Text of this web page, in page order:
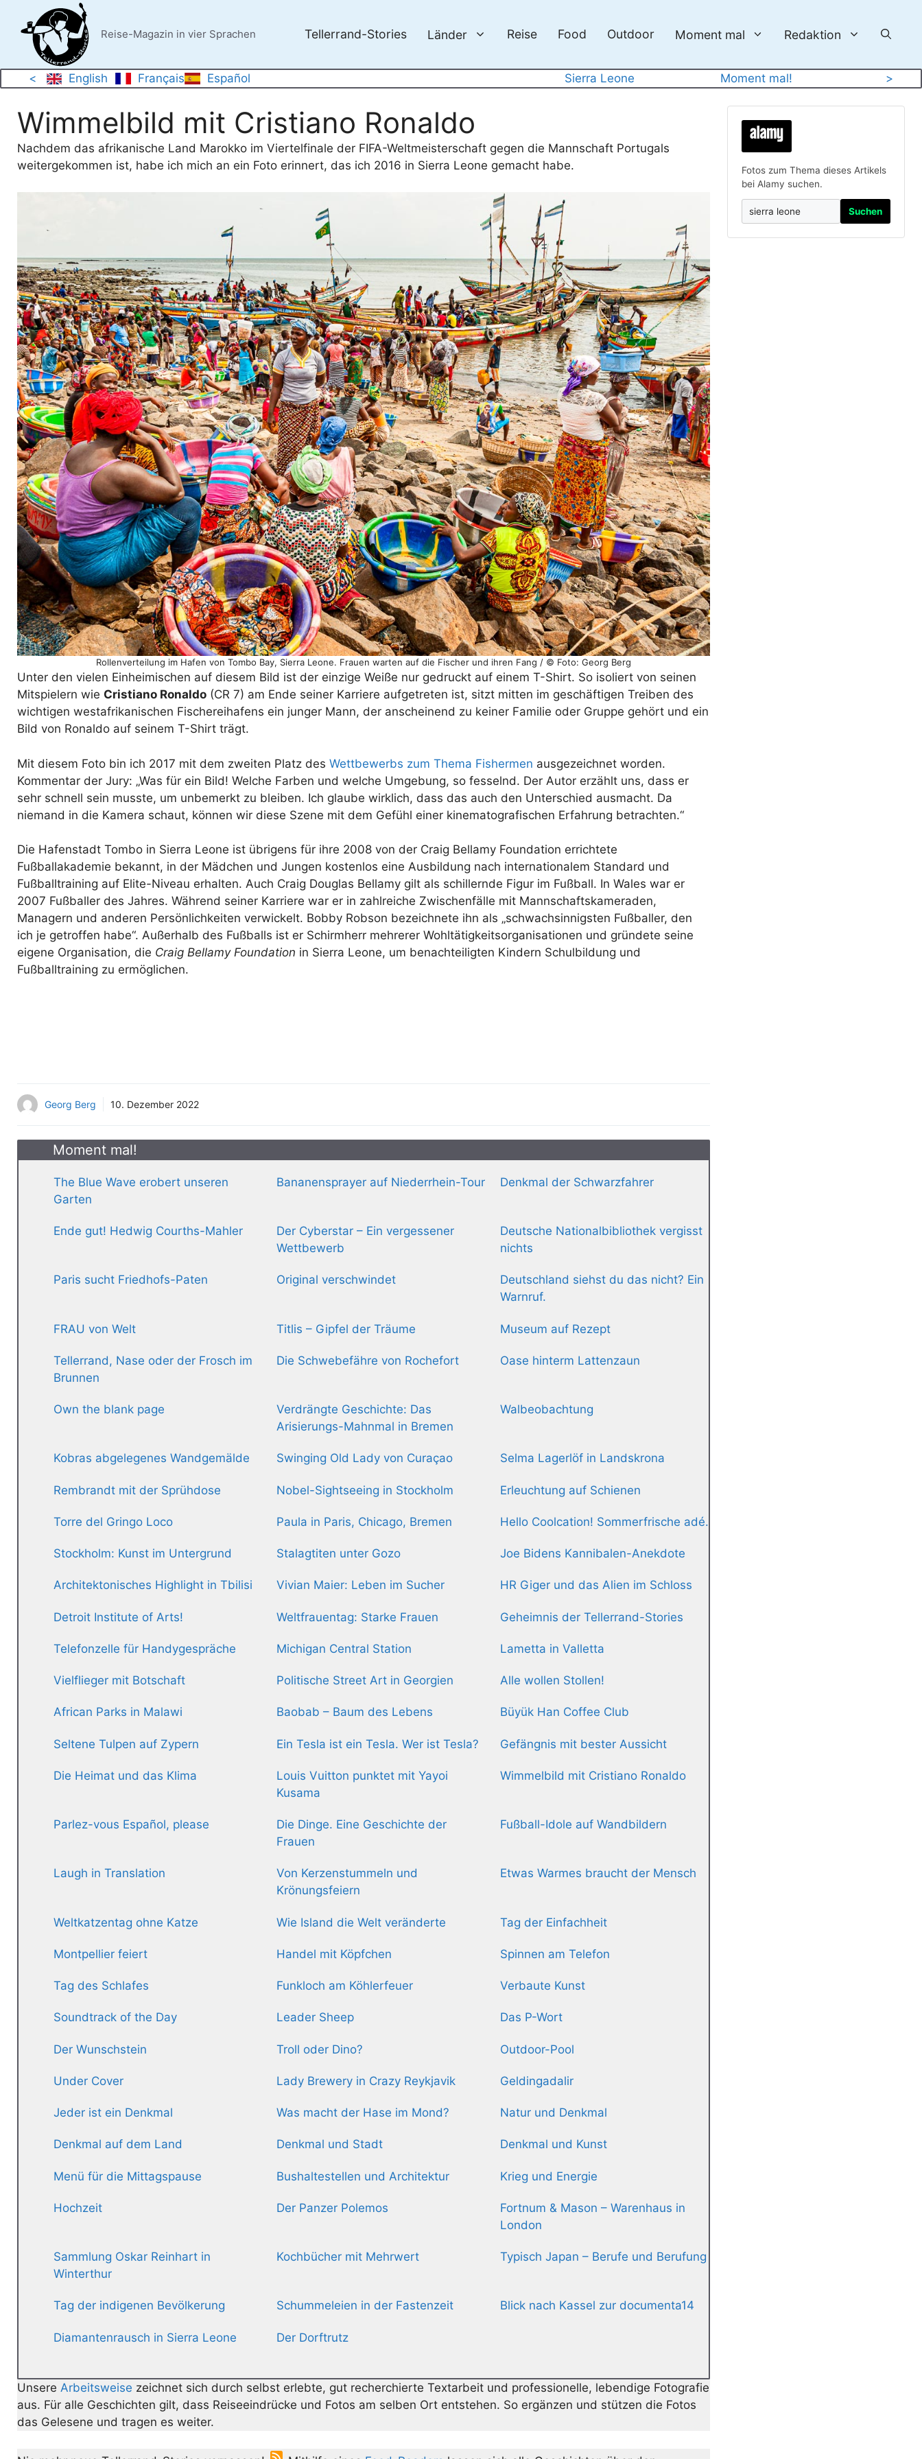
Inhalt
springen
Reise-Magazin in vier Sprachen Tellerrand-Stories Länder Reise Food Outdoor Moment mal Redaktion
< English Français Español Sierra Leone Moment mal! >
Wimmelbild mit Cristiano Ronaldo
Nachdem das afrikanische Land Marokko im Viertelfinale der FIFA-Weltmeisterschaft gegen die Mannschaft Portugals
weitergekommen ist, habe ich mich an ein Foto erinnert, das ich 2016 in Sierra Leone gemacht habe.
Rollenverteilung im Hafen von Tombo Bay, Sierra Leone. Frauen warten auf die Fischer und ihren Fang / © Foto: Georg Berg
Unter den vielen Einheimischen auf diesem Bild ist der einzige Weiße nur gedruckt auf einem T-Shirt. So isoliert von seinen
Mitspielern wie Cristiano Ronaldo (CR 7) am Ende seiner Karriere aufgetreten ist, sitzt mitten im geschäftigen Treiben des
wichtigen westafrikanischen Fischereihafens ein junger Mann, der anscheinend zu keiner Familie oder Gruppe gehört und ein
Bild von Ronaldo auf seinem T-Shirt trägt.
Mit diesem Foto bin ich 2017 mit dem zweiten Platz des Wettbewerbs zum Thema Fishermen ausgezeichnet worden.
Kommentar der Jury: „Was für ein Bild! Welche Farben und welche Umgebung, so fesselnd. Der Autor erzählt uns, dass er
sehr schnell sein musste, um unbemerkt zu bleiben. Ich glaube wirklich, dass das auch den Unterschied ausmacht. Da
niemand in die Kamera schaut, können wir diese Szene mit dem Gefühl einer kinematografischen Erfahrung betrachten.“
Die Hafenstadt Tombo in Sierra Leone ist übrigens für ihre 2008 von der Craig Bellamy Foundation errichtete
Fußballakademie bekannt, in der Mädchen und Jungen kostenlos eine Ausbildung nach internationalem Standard und
Fußballtraining auf Elite-Niveau erhalten. Auch Craig Douglas Bellamy gilt als schillernde Figur im Fußball. In Wales war er
2007 Fußballer des Jahres. Während seiner Karriere war er in zahlreiche Zwischenfälle mit Mannschaftskameraden,
Managern und anderen Persönlichkeiten verwickelt. Bobby Robson bezeichnete ihn als „schwachsinnigsten Fußballer, den
ich je getroffen habe“. Außerhalb des Fußballs ist er Schirmherr mehrerer Wohltätigkeitsorganisationen und gründete seine
eigene Organisation, die Craig Bellamy Foundation in Sierra Leone, um benachteiligten Kindern Schulbildung und
Fußballtraining zu ermöglichen.
Georg Berg 10. Dezember 2022
Moment mal!
The Blue Wave erobert unseren
Garten
Bananensprayer auf Niederrhein-Tour Denkmal der Schwarzfahrer
Ende gut! Hedwig Courths-Mahler
Der Cyberstar – Ein vergessener
Wettbewerb
Deutsche Nationalbibliothek vergisst
nichts
Paris sucht Friedhofs-Paten Original verschwindet
Deutschland siehst du das nicht? Ein
Warnruf.
FRAU von Welt Titlis – Gipfel der Träume Museum auf Rezept
Tellerrand, Nase oder der Frosch im
Brunnen
Die Schwebefähre von Rochefort Oase hinterm Lattenzaun
Own the blank page
Verdrängte Geschichte: Das
Arisierungs-Mahnmal in Bremen
Walbeobachtung
Kobras abgelegenes Wandgemälde Swinging Old Lady von Curaçao Selma Lagerlöf in Landskrona
Rembrandt mit der Sprühdose Nobel-Sightseeing in Stockholm Erleuchtung auf Schienen
Torre del Gringo Loco Paula in Paris, Chicago, Bremen Hello Coolcation! Sommerfrische adé.
Stockholm: Kunst im Untergrund Stalagtiten unter Gozo Joe Bidens Kannibalen-Anekdote
Architektonisches Highlight in Tbilisi Vivian Maier: Leben im Sucher HR Giger und das Alien im Schloss
Detroit Institute of Arts! Weltfrauentag: Starke Frauen Geheimnis der Tellerrand-Stories
Telefonzelle für Handygespräche Michigan Central Station Lametta in Valletta
Vielflieger mit Botschaft Politische Street Art in Georgien Alle wollen Stollen!
African Parks in Malawi Baobab – Baum des Lebens Büyük Han Coffee Club
Seltene Tulpen auf Zypern Ein Tesla ist ein Tesla. Wer ist Tesla? Gefängnis mit bester Aussicht
Die Heimat und das Klima
Louis Vuitton punktet mit Yayoi
Kusama
Wimmelbild mit Cristiano Ronaldo
Parlez-vous Español, please
Die Dinge. Eine Geschichte der
Frauen
Fußball-Idole auf Wandbildern
Laugh in Translation
Von Kerzenstummeln und
Krönungsfeiern
Etwas Warmes braucht der Mensch
Weltkatzentag ohne Katze Wie Island die Welt veränderte Tag der Einfachheit
Montpellier feiert Handel mit Köpfchen Spinnen am Telefon
Tag des Schlafes Funkloch am Köhlerfeuer Verbaute Kunst
Soundtrack of the Day Leader Sheep Das P-Wort
Der Wunschstein Troll oder Dino? Outdoor-Pool
Under Cover Lady Brewery in Crazy Reykjavik Geldingadalir
Jeder ist ein Denkmal Was macht der Hase im Mond? Natur und Denkmal
Denkmal auf dem Land Denkmal und Stadt Denkmal und Kunst
Menü für die Mittagspause Bushaltestellen und Architektur Krieg und Energie
Hochzeit Der Panzer Polemos
Fortnum & Mason – Warenhaus in
London
Sammlung Oskar Reinhart in
Winterthur
Kochbücher mit Mehrwert Typisch Japan – Berufe und Berufung
Tag der indigenen Bevölkerung Schummeleien in der Fastenzeit Blick nach Kassel zur documenta14
Diamantenrausch in Sierra Leone Der Dorftrutz
Unsere Arbeitsweise zeichnet sich durch selbst erlebte, gut recherchierte Textarbeit und professionelle, lebendige Fotografie
aus. Für alle Geschichten gilt, dass Reiseeindrücke und Fotos am selben Ort entstehen. So ergänzen und stützen die Fotos
das Gelesene und tragen es weiter.
Fotos zum Thema dieses Artikels
bei Alamy suchen.
Suchen